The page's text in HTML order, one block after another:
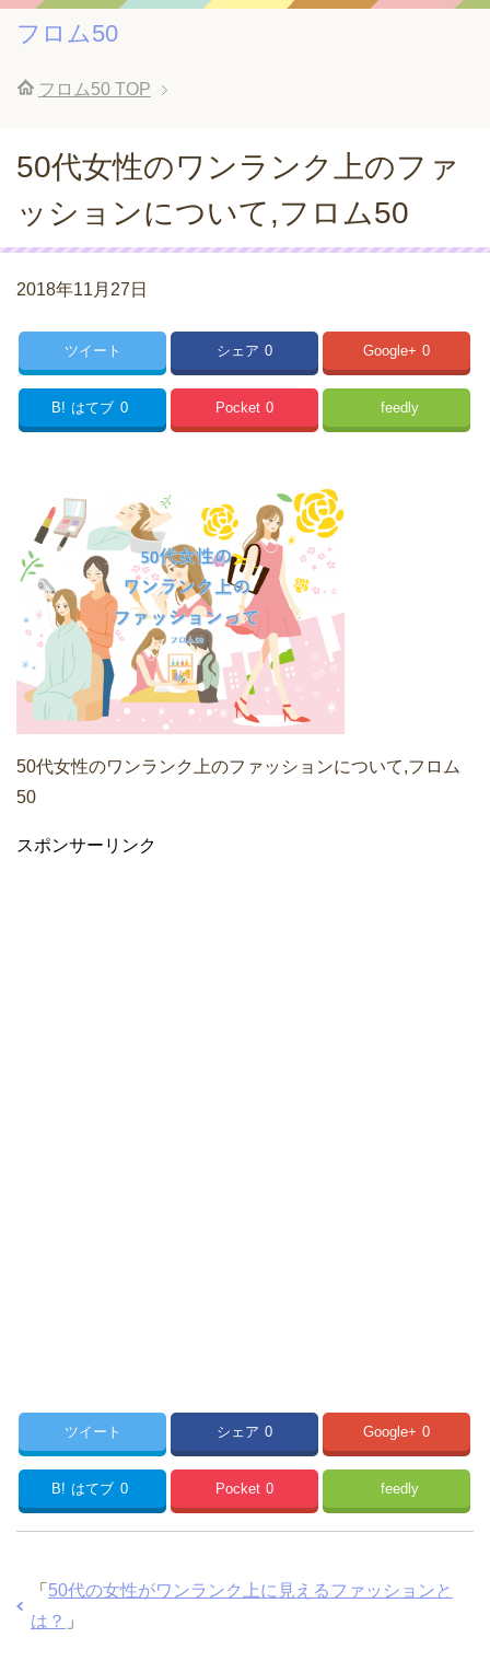
フロム50
フロム50 TOP
50代女性のワンランク上のファ
ッションについて,フロム50
2018年11月27日
ツイート シェア 0 Google+ 0
B! はてブ 0 Pocket 0 feedly
50代女性のワンランク上のファッションについて,フロム
50
スポンサーリンク
ツイート シェア 0 Google+ 0
B! はてブ 0 Pocket 0 feedly
「 50代の女性がワンランク上に見えるファッションと
は？ 」